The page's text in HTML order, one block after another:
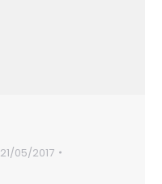
21/05/2017